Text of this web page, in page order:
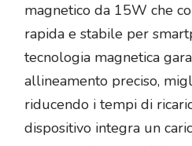
magnetico da 15W che
rapida e stabile per
tecnologia magnetica
allineamento preciso,
riducendo i tempi di
dispositivo integra un